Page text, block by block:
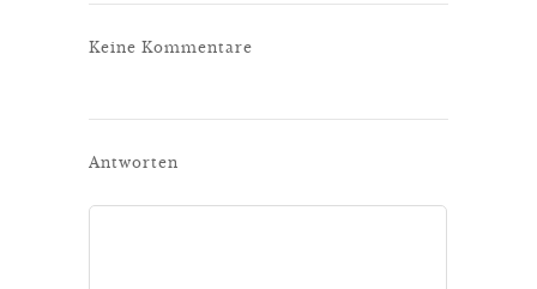
Keine Kommentare
Antworten